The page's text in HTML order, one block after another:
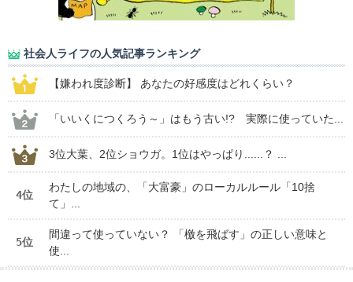
社会人ライフの人気記事ランキング
【嫌われ度診断】 あなたの好感度はどれくらい？
「いいくにつくろう～」はもう古い!? 実際に使っていた...
3位大葉、2位ショウガ。1位はやっぱり......？ ...
4位
わたしの地域の、「大富豪」のローカルルール「10捨
て」...
5位
間違って使っていない？ 「檄を飛ばす」の正しい意味と
使...